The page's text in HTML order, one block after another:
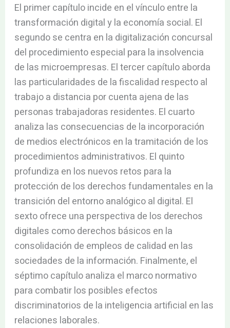
El primer capítulo incide en el vínculo entre la
transformación digital y la economía social. El
segundo se centra en la digitalización concursal
del procedimiento especial para la insolvencia
de las microempresas. El tercer capítulo aborda
las particularidades de la fiscalidad respecto al
trabajo a distancia por cuenta ajena de las
personas trabajadoras residentes. El cuarto
analiza las consecuencias de la incorporación
de medios electrónicos en la tramitación de los
procedimientos administrativos. El quinto
profundiza en los nuevos retos para la
protección de los derechos fundamentales en la
transición del entorno analógico al digital. El
sexto ofrece una perspectiva de los derechos
digitales como derechos básicos en la
consolidación de empleos de calidad en las
sociedades de la información. Finalmente, el
séptimo capítulo analiza el marco normativo
para combatir los posibles efectos
discriminatorios de la inteligencia artificial en las
relaciones laborales.